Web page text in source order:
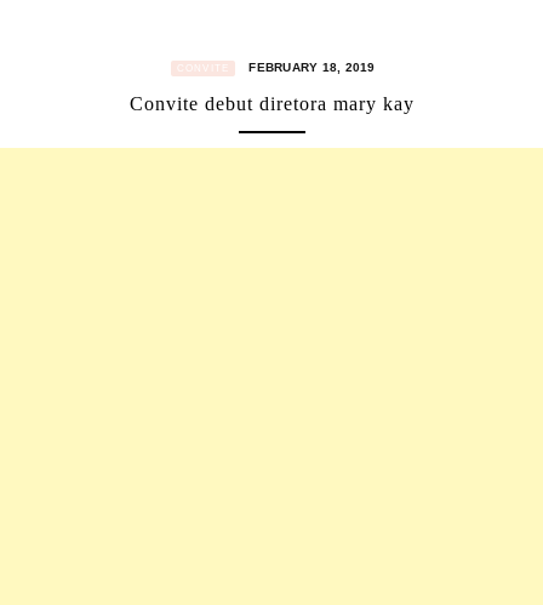
CONVITE FEBRUARY 18, 2019
Convite debut diretora mary kay